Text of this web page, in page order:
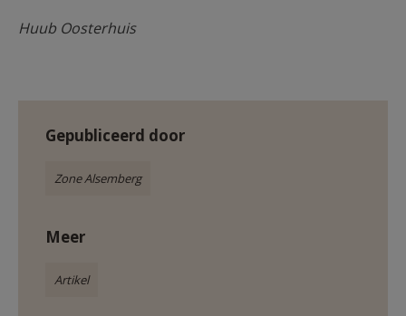
Huub Oosterhuis
Gepubliceerd door
Zone Alsemberg
Meer
Artikel